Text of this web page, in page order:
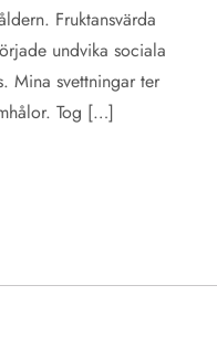
Fruktansvärda
undvika sociala
Mina svettningar ter
Tog […]